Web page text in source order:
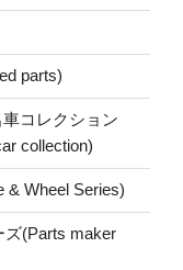
parts)
コレクション
collection)
& Wheel Series)
ズ(Parts maker